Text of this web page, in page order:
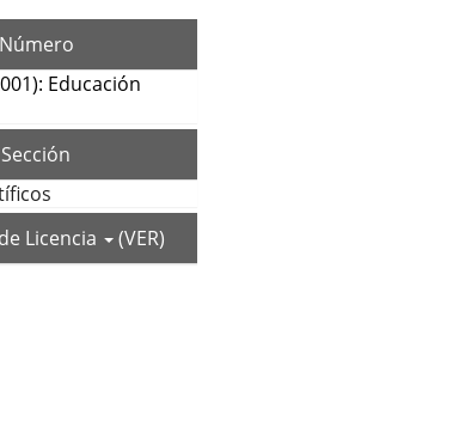
Número
Educación
Sección
Licencia
(VER)